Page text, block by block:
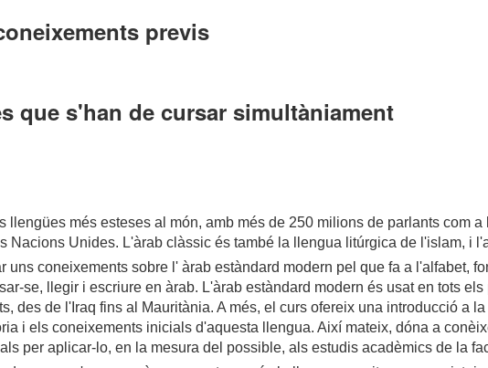
previs
que s'han de cursar simultàniament
llengües més esteses al món, amb més de 250 milions de parlants com
Nacions Unides. L'àrab clàssic és també la llengua litúrgica de l'islam, i
uns coneixements sobre l' àrab estàndard modern pel que fa a l'alfabet,
se, llegir i escriure en àrab. L'àrab estàndard modern és usat en tots
des de l'Iraq fins al Mauritània. A més, el curs ofereix una introducció a
i els coneixements inicials d'aquesta llengua. Així mateix, dóna a
per aplicar-lo, en la mesura del possible, als estudis acadèmics de la